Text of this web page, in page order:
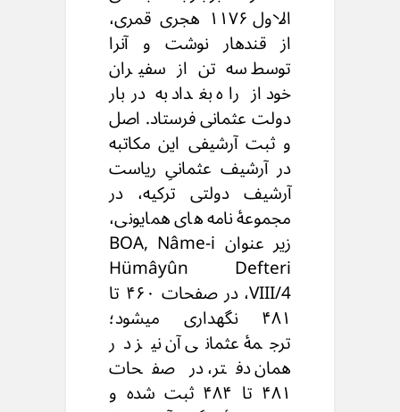
الاول ۱۱۷۶ هجری قمری،
از قندهار نوشت و آنرا
توسط سه تن از سفیران
خود از راه بغداد به دربار
دولت عثمانی فرستاد. اصل
و ثبت آرشیفی این مکاتبه
در آرشیف عثمانیِ ریاست
آرشیف دولتی ترکیه، در
مجموعهٔ نامه های همایونی،
زیر عنوان BOA, Nâme-i
Hümâyûn Defteri
VIII/4، در صفحات ۴۶۰ تا
۴۸۱ نگهداری میشود؛
ترجمهٔ عثمانی آن نیز در
همان دفتر، در صفحات
۴۸۱ تا ۴۸۴ ثبت شده و